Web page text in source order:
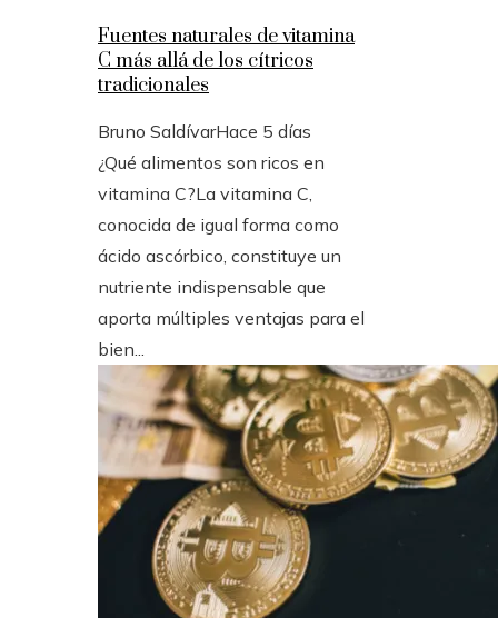
Fuentes naturales de vitamina
C más allá de los cítricos
tradicionales
Bruno SaldívarHace 5 días
¿Qué alimentos son ricos en
vitamina C?La vitamina C,
conocida de igual forma como
ácido ascórbico, constituye un
nutriente indispensable que
aporta múltiples ventajas para el
bien...